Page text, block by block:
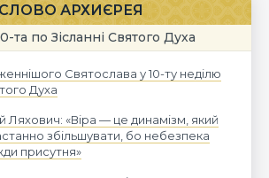
АРХИЄРЕЯ
та по Зісланні Святого Духа
Святослава у 10-ту неділю
Духа
Ляхович: «Віра — це динамізм, який
збільшувати, бо небезпека
присутня»